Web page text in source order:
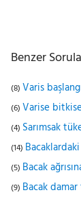
Benzer
(8) Varis
(6) Varise
(4) Sarımsak
(14)
(5) Bacak
(9) Bacak damar